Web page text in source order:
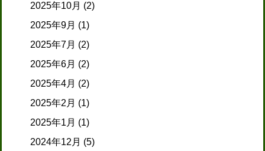
2025年10月 (2)
2025年9月 (1)
2025年7月 (2)
2025年6月 (2)
2025年4月 (2)
2025年2月 (1)
2025年1月 (1)
2024年12月 (5)